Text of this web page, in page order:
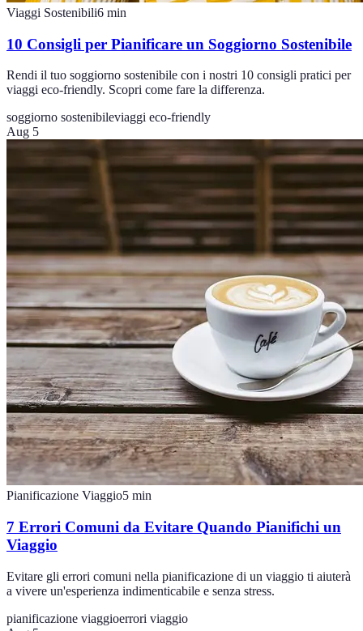
Viaggi Sostenibili6 min
10 Consigli per Pianificare un Soggiorno Sostenibile
Rendi il tuo soggiorno sostenibile con i nostri 10 consigli pratici per
viaggi eco-friendly. Scopri come fare la differenza.
soggiorno sostenibileviaggi eco-friendly
Aug 5
Pianificazione Viaggio5 min
7 Errori Comuni da Evitare Quando Pianifichi un
Viaggio
Evitare gli errori comuni nella pianificazione di un viaggio ti aiuterà
a vivere un'esperienza indimenticabile e senza stress.
pianificazione viaggioerrori viaggio